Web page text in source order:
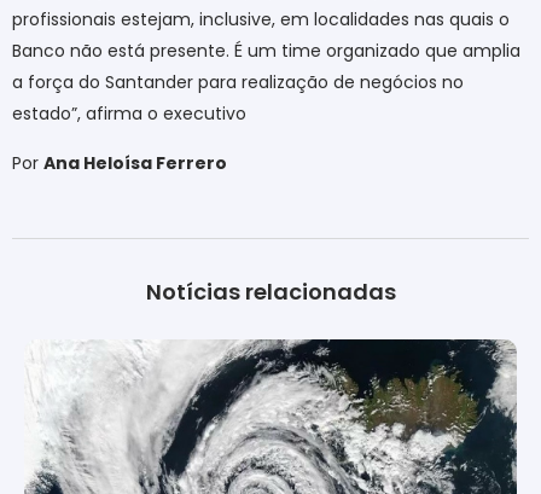
profissionais estejam, inclusive, em localidades nas quais o
Banco não está presente. É um time organizado que amplia
a força do Santander para realização de negócios no
estado”, afirma o executivo
Por Ana Heloísa Ferrero
Notícias relacionadas